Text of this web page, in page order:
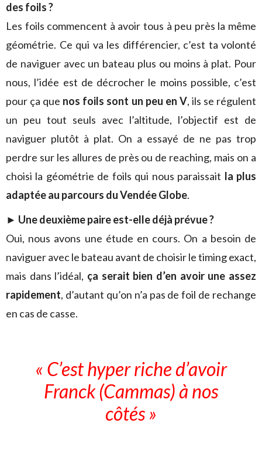
des foils ?
Les foils commencent à avoir tous à peu près la même
géométrie. Ce qui va les différencier, c’est ta volonté
de naviguer avec un bateau plus ou moins à plat. Pour
nous, l’idée est de décrocher le moins possible, c’est
pour ça que nos foils sont un peu en V, ils se régulent
un peu tout seuls avec l’altitude, l’objectif est de
naviguer plutôt à plat. On a essayé de ne pas trop
perdre sur les allures de près ou de reaching, mais on a
choisi la géométrie de foils qui nous paraissait la plus
adaptée au parcours du Vendée Globe.
► Une deuxième paire est-elle déjà prévue ?
Oui, nous avons une étude en cours. On a besoin de
naviguer avec le bateau avant de choisir le timing exact,
mais dans l’idéal, ça serait bien d’en avoir une assez
rapidement, d’autant qu’on n’a pas de foil de rechange
en cas de casse.
« C’est hyper riche d’avoir
Franck (Cammas) à nos
côtés »